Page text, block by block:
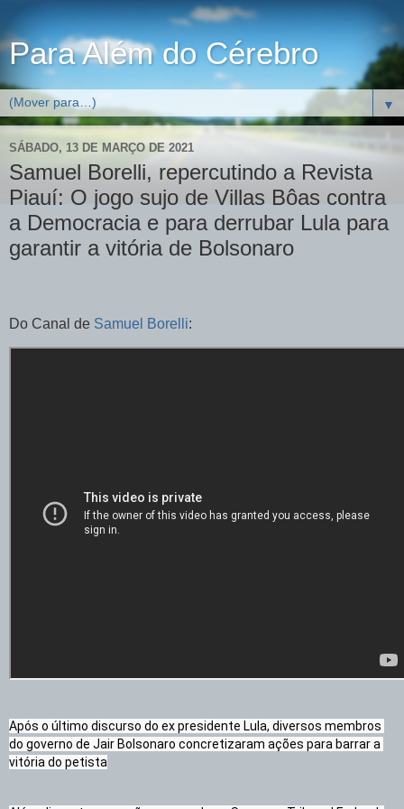
Para Além do Cérebro
▼
SÁBADO, 13 DE MARÇO DE 2021
Samuel Borelli, repercutindo a Revista
Piauí: O jogo sujo de Villas Bôas contra
a Democracia e para derrubar Lula para
garantir a vitória de Bolsonaro
Do Canal de Samuel Borelli:
Após o último discurso do ex presidente Lula, diversos membros
do governo de Jair Bolsonaro concretizaram ações para barrar a
vitória do petista